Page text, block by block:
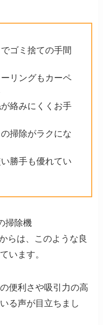
ゴミ捨ての手間
リングもカーペ
絡みにくくお手
掃除がラクにな
勝手も優れてい
掃除機
らは、このような良
います。
便利さや吸引力の高
る声が目立ちまし